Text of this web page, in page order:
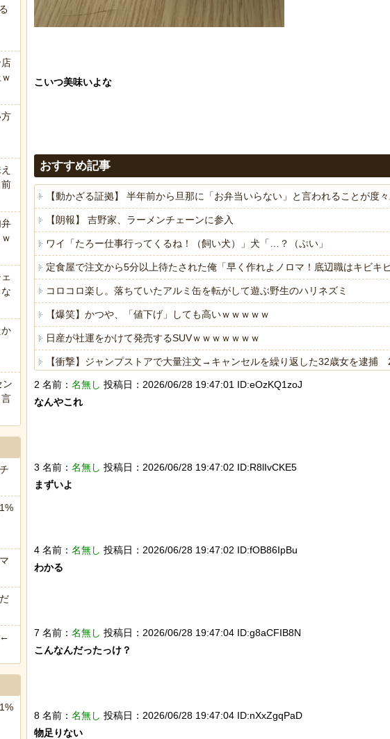
こいつ美味いよな
おすすめ記事
【動かざる証拠】 半年前から旦那に「お弁当いらない」と言われることが
【朗報】 吉野家、ラーメンチェーンに参入
ワイ「たろー仕事行ってくるね！（飼い犬）」犬「…？（ぷい」
定食屋で注文から5分以上待たされた俺「早く作れよノロマ！底辺職はキビ
コロコロ楽し。落ちていたアルミ缶を転がして遊ぶ野生のハリネズミ
【爆笑】かつや、「値下げ」しても高いｗｗｗｗｗ
日産が社運をかけて発売するSUVｗｗｗｗｗｗｗ
【衝撃】ジャンプストアで大量注文→キャンセルを繰り返した32歳女を逮
海外「全部日本の真似だったのか…」 日本の普通のテレビ番組が最新SNSの数
ヒーローのサバイバルアクション Siege Survivors
Powered by livedoor 相互RSS
2 名前： 名無し 投稿日：2026/06/28 19:47:01 ID:eOzKQ1zoJ
なんやこれ
3 名前： 名無し 投稿日：2026/06/28 19:47:02 ID:R8lIvCKE5
まずいよ
4 名前： 名無し 投稿日：2026/06/28 19:47:02 ID:fOB86IpBu
わかる
7 名前： 名無し 投稿日：2026/06/28 19:47:04 ID:g8aCFIB8N
こんなんだったっけ？
8 名前： 名無し 投稿日：2026/06/28 19:47:04 ID:nXxZgqPaD
物足りない
ン
←